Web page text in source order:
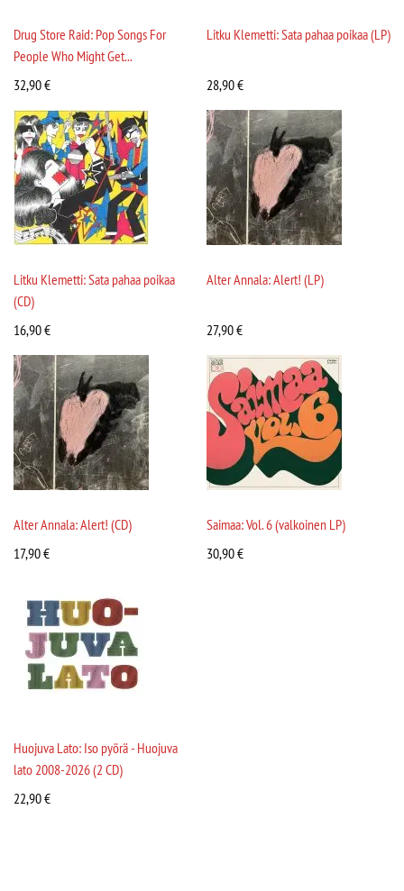
Drug Store Raid: Pop Songs For
People Who Might Get...
32,90€
Litku Klemetti: Sata pahaa poikaa (LP)
28,90€
Litku Klemetti: Sata pahaa poikaa
(CD)
16,90€
Alter Annala: Alert! (LP)
27,90€
Alter Annala: Alert! (CD)
17,90€
Saimaa: Vol. 6 (valkoinen LP)
30,90€
Huojuva Lato: Iso pyörä - Huojuva
lato 2008-2026 (2 CD)
22,90€